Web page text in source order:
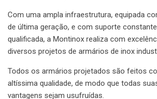
Com uma ampla infraestrutura, equipada
de última geração, e com suporte
qualificada, a Montinox realiza com
diversos projetos de armários de inox
Todos os armários projetados são feitos
altíssima qualidade, de modo que todas
vantagens sejam usufruídas.